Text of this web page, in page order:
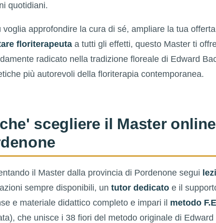
quotidiani.
voglia approfondire la cura di sé, ampliare la tua
floriterapeuta a tutti gli effetti, questo Master ti
radicato nella tradizione floreale di Edward
più autorevoli della floriterapia contemporanea.
scegliere il Master
il Master dalla provincia di Pordenone segui
sempre disponibili, un tutor dedicato e il
e materiale didattico completo e impari il metodo
che unisce i 38 fiori del metodo originale di